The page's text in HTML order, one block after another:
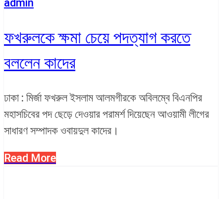
admin
ফখরুলকে ক্ষমা চেয়ে পদত্যাগ করতে
বললেন কাদের
ঢাকা : মির্জা ফখরুল ইসলাম আলমগীরকে অবিলম্বে বিএনপির
মহাসচিবের পদ ছেড়ে দেওয়ার পরামর্শ দিয়েছেন আওয়ামী লীগের
সাধারণ সম্পাদক ওবায়দুল কাদের।
Read More